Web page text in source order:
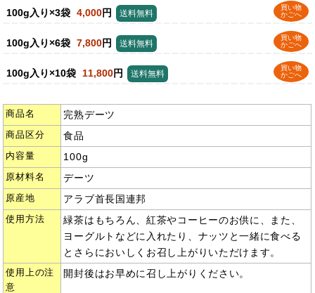
100g入り×3袋 4,000円
買い物
かごへ
送料無料
100g入り×6袋 7,800円
買い物
かごへ
送料無料
100g入り×10袋 11,800円
買い物
かごへ
送料無料
商品名 完熟デーツ
商品区分 食品
内容量 100g
原材料名 デーツ
原産地 アラブ首長国連邦
使用方法
緑茶はもちろん、紅茶やコーヒーのお供に、また、
ヨーグルトなどに入れたり、ナッツと一緒に食べる
とさらにおいしくお召し上がりいただけます。
使用上の注
意
開封後はお早めに召し上がりください。